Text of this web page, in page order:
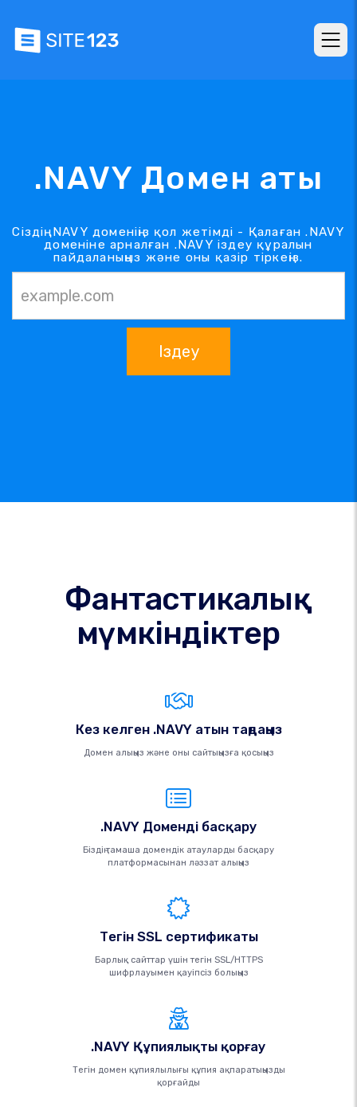
.NAVY Домен аты
Сіздің .NAVY доменіңіз қол жетімді - Қалаған .NAVY
доменіне арналған .NAVY іздеу құралын
пайдаланыңыз және оны қазір тіркеңіз.
Іздеу
Фантастикалық
мүмкіндіктер
Кез келген .NAVY атын таңдаңыз
Домен алыңыз және оны сайтыңызға қосыңыз
.NAVY Доменді басқару
Біздің тамаша домендік атауларды басқару
платформасынан ләззат алыңыз
Тегін SSL сертификаты
Барлық сайттар үшін тегін SSL/HTTPS
шифрлауымен қауіпсіз болыңыз
.NAVY Құпиялықты қорғау
Тегін домен құпиялылығы құпия ақпаратыңызды
қорғайды